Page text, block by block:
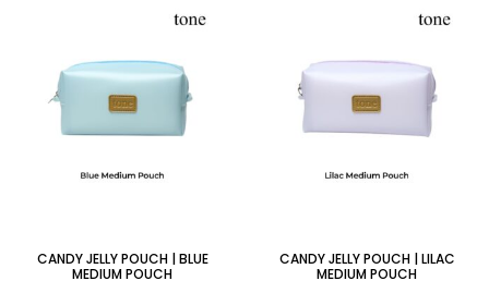
CANDY JELLY POUCH | BLUE
MEDIUM POUCH
CANDY JELLY POUCH | LILAC
MEDIUM POUCH